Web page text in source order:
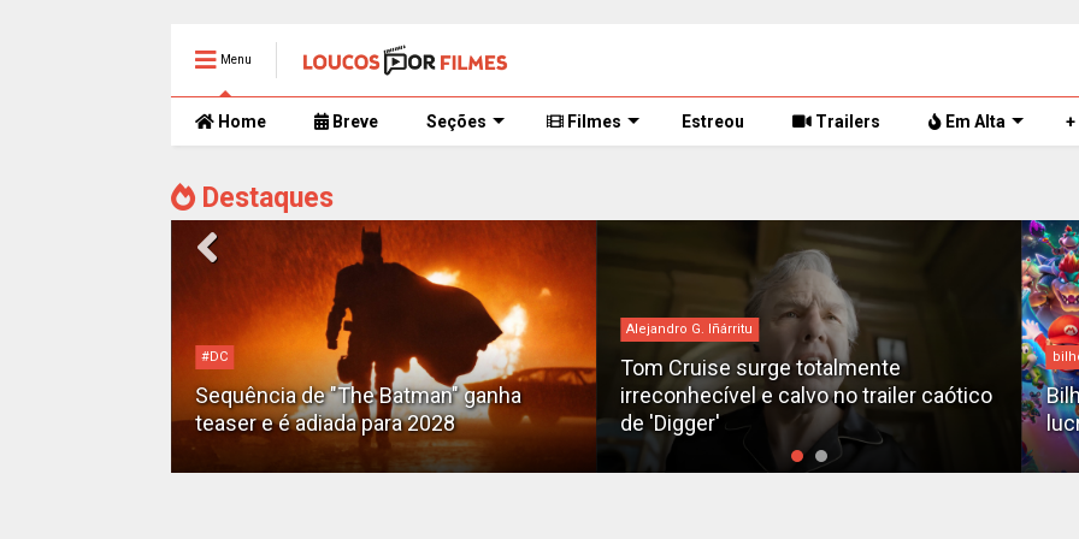
Menu
Home Breve Seções Filmes Estreou Trailers Em Alta +
Destaques
Alejandro G. Iñárritu
Tom Cruise surge totalmente
irreconhecível e calvo no trailer caótico
de 'Digger'
bilheteria
Bilheteria 2026: Os 10 filmes mais
lucrativos do ano até o momento
X-